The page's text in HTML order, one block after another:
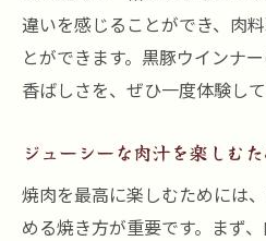
違いを感じることができ、肉
とができます。黒豚ウインナ
香ばしさを、ぜひ一度体験し
ジューシーな肉汁を楽しむ
焼肉を最高に楽しむためには
める焼き方が重要です。まず